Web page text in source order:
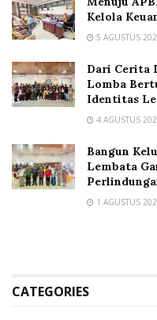
Kelola
5 AGUSTUS
Dari Cerita
Lomba
Identitas
4 AGUSTUS
Bangun
Lembata
1 AGUSTUS
CATEGORIES